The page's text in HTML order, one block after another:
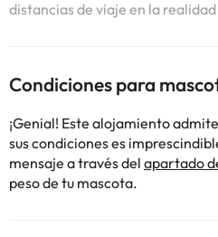
distancias de viaje en la
Condiciones para
¡Genial! Este alojamiento
sus condiciones es
mensaje a través del apartado
peso de tu mascota.